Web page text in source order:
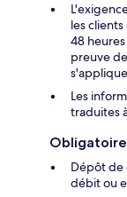
les
48
preuve
Les
traduites
Obligatoire
Dépôt de
débit ou